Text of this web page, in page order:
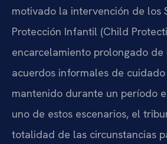
motivado la intervención de los
Protección Infantil (Child
encarcelamiento prolongado de
acuerdos informales de
mantenido durante un período
uno de estos escenarios, el
totalidad de las circunstancias